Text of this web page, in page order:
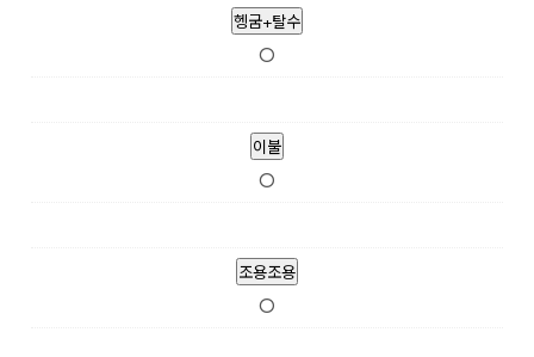
헹굼+탈수
O
이불
O
조용조용
O